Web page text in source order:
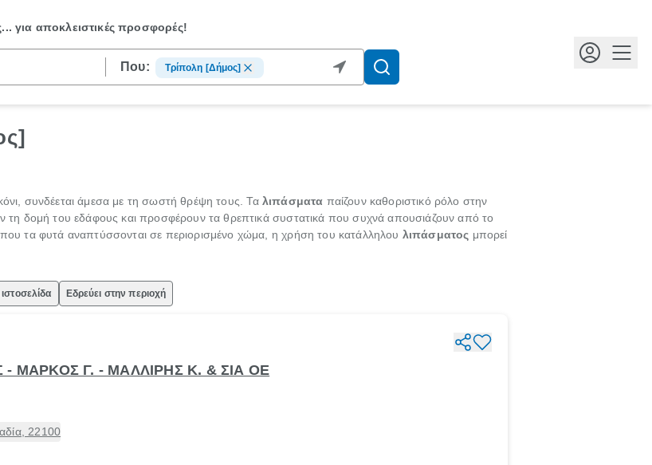
για αποκλειστικές προσφορές!
Που: Τρίπολη [Δήμος]
συνδέεται άμεσα με τη σωστή θρέψη τους. Τα λιπάσματα παίζουν καθοριστικό ρόλο στην
τη δομή του εδάφους και προσφέρουν τα θρεπτικά συστατικά που συχνά απουσιάζουν από το
τα φυτά αναπτύσσονται σε περιορισμένο χώμα, η χρήση του κατάλληλου λιπάσματος μπορεί
ιστοσελίδα Εδρεύει στην περιοχή
- ΜΑΡΚΟΣ Γ. - ΜΑΛΛΙΡΗΣ Κ. & ΣΙΑ ΟΕ
22100